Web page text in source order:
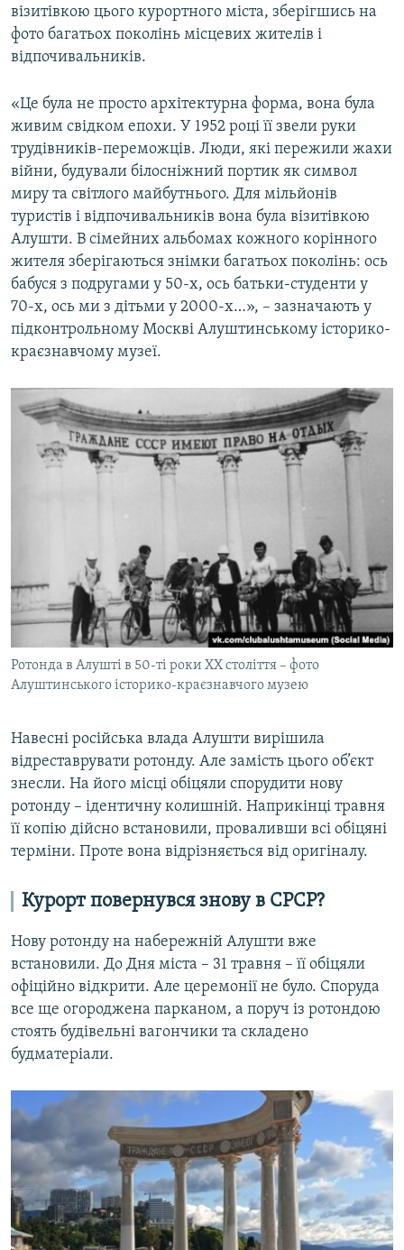
візитівкою цього курортного міста, зберігшись на
фото багатьох поколінь місцевих жителів і
відпочивальників.
«Це була не просто архітектурна форма, вона була
живим свідком епохи. У 1952 році її звели руки
трудівників-переможців. Люди, які пережили жахи
війни, будували білосніжний портик як символ
миру та світлого майбутнього. Для мільйонів
туристів і відпочивальників вона була візитівкою
Алушти. В сімейних альбомах кожного корінного
жителя зберігаються знімки багатьох поколінь: ось
бабуся з подругами у 50-х, ось батьки-студенти у
70-х, ось ми з дітьми у 2000-х…», – зазначають у
підконтрольному Москві Алуштинському історико-
краєзнавчому музеї.
Ротонда в Алушті в 50-ті роки XX століття – фото
Алуштинського історико-краєзнавчого музею
Навесні російська влада Алушти вирішила
відреставрувати ротонду. Але замість цього об’єкт
знесли. На його місці обіцяли спорудити нову
ротонду – ідентичну колишній. Наприкінці травня
її копію дійсно встановили, проваливши всі обіцяні
терміни. Проте вона відрізняється від оригіналу.
Курорт повернувся знову в СРСР?
Нову ротонду на набережній Алушти вже
встановили. До Дня міста – 31 травня – її обіцяли
офіційно відкрити. Але церемонії не було. Споруда
все ще огороджена парканом, а поруч із ротондою
стоять будівельні вагончики та складено
будматеріали.